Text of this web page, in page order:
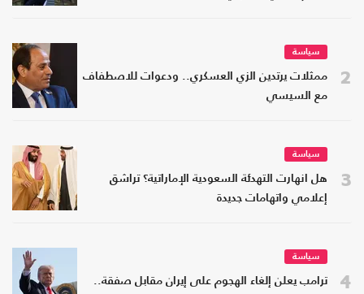
2
سياسة
ممثلات يرتدين الزي العسكري.. ودعوات للاصطفاف
مع السيسي
3
سياسة
هل انهارت التهدئة السعودية الإماراتية؟ تراشق
إعلامي واتهامات جديدة
4
سياسة
ترامب يعلن إلغاء الهجوم على إيران مقابل صفقة..